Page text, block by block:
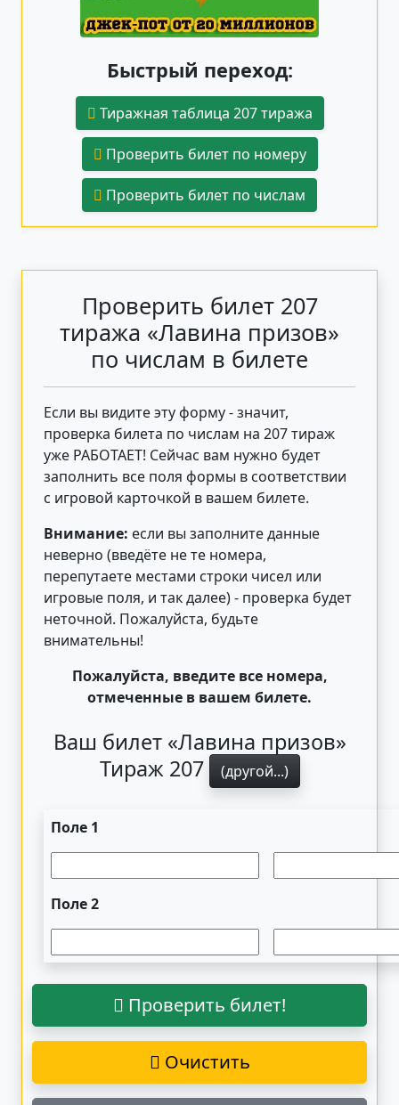
Быстрый переход:
Тиражная таблица 207 тиража
Проверить билет по номеру
Проверить билет по числам
Проверить билет 207
тиража «Лавина призов»
по числам в билете
Если вы видите эту форму - значит,
проверка билета по числам на 207 тираж
уже РАБОТАЕТ! Сейчас вам нужно будет
заполнить все поля формы в соответствии
с игровой карточкой в вашем билете.
Внимание: если вы заполните данные
неверно (введёте не те номера,
перепутаете местами строки чисел или
игровые поля, и так далее) - проверка будет
неточной. Пожалуйста, будьте
внимательны!
Пожалуйста, введите все номера,
отмеченные в вашем билете.
Ваш билет «Лавина призов»
Тираж 207
(другой...)
Поле 1
Поле 2
Проверить билет!
Очистить